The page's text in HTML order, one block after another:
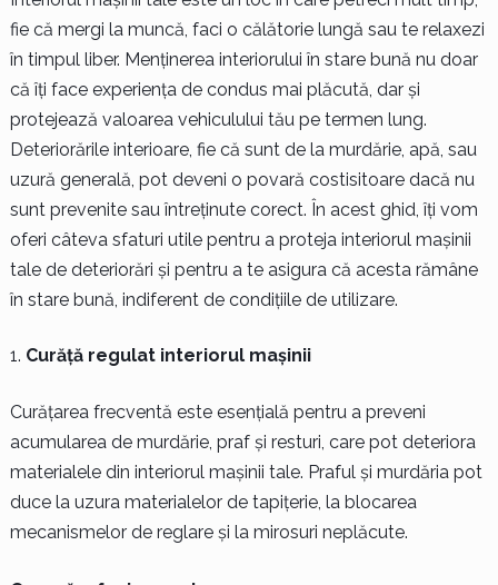
fie că mergi la muncă, faci o călătorie lungă sau te relaxezi
în timpul liber. Menținerea interiorului în stare bună nu doar
că îți face experiența de condus mai plăcută, dar și
protejează valoarea vehiculului tău pe termen lung.
Deteriorările interioare, fie că sunt de la murdărie, apă, sau
uzură generală, pot deveni o povară costisitoare dacă nu
sunt prevenite sau întreținute corect. În acest ghid, îți vom
oferi câteva sfaturi utile pentru a proteja interiorul mașinii
tale de deteriorări și pentru a te asigura că acesta rămâne
în stare bună, indiferent de condițiile de utilizare.
Curăță regulat interiorul mașinii
Curățarea frecventă este esențială pentru a preveni
acumularea de murdărie, praf și resturi, care pot deteriora
materialele din interiorul mașinii tale. Praful și murdăria pot
duce la uzura materialelor de tapițerie, la blocarea
mecanismelor de reglare și la mirosuri neplăcute.